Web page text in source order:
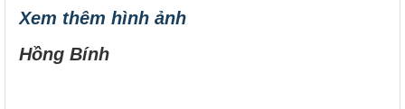
Xem thêm hình ảnh
Hồng Bính